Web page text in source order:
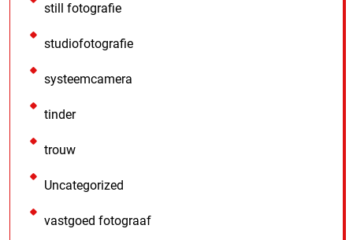
still fotografie
studiofotografie
systeemcamera
tinder
trouw
Uncategorized
vastgoed fotograaf